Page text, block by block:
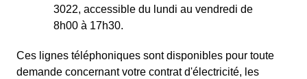
3022, accessible du lundi au vendredi de
8h00 à 17h30.
Ces lignes téléphoniques sont disponibles pour toute
demande concernant votre contrat d'électricité, les